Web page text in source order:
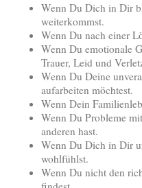
Wenn Du Dich in Dir
weiterkommst.
Wenn Du nach einer
Wenn Du emotionale
Trauer, Leid und
Wenn Du Deine
aufarbeiten möchtest.
Wenn Dein
Wenn Du Probleme
anderen hast.
Wenn Du Dich in Dir
wohlfühlst.
Wenn Du nicht den